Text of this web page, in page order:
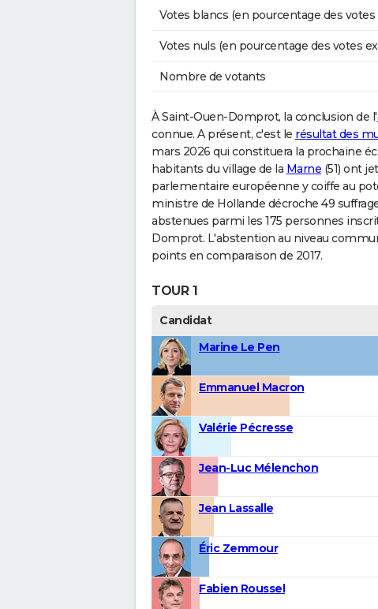
Votes blancs (en pourcentage des
Votes nuls (en pourcentage des votes
Nombre de votants
À Saint-Ouen-Domprot, la conclusion de l'
connue. A présent, c'est le résultat des
mars 2026 qui constituera la prochaine
habitants du village de la Marne (51) ont
parlementaire européenne y coiffe au
ministre de Hollande décroche 49
abstenues parmi les 175 personnes
Domprot. L'abstention au niveau
points en comparaison de 2017.
TOUR 1
Candidat
Marine Le Pen
Emmanuel Macron
Valérie Pécresse
Jean-Luc Mélenchon
Jean Lassalle
Éric Zemmour
Fabien Roussel